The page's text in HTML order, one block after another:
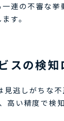
連の不審な
す。
スの検
逃しがちな
高い精度で検知